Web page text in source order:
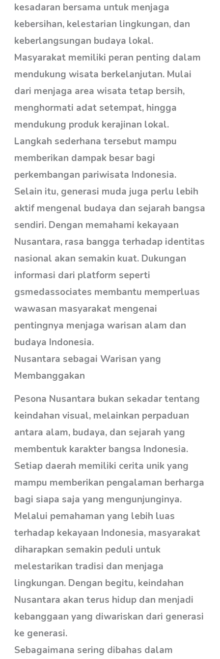
kesadaran bersama untuk menjaga
kebersihan, kelestarian lingkungan, dan
keberlangsungan budaya lokal.
Masyarakat memiliki peran penting dalam
mendukung wisata berkelanjutan. Mulai
dari menjaga area wisata tetap bersih,
menghormati adat setempat, hingga
mendukung produk kerajinan lokal.
Langkah sederhana tersebut mampu
memberikan dampak besar bagi
perkembangan pariwisata Indonesia.
Selain itu, generasi muda juga perlu lebih
aktif mengenal budaya dan sejarah bangsa
sendiri. Dengan memahami kekayaan
Nusantara, rasa bangga terhadap identitas
nasional akan semakin kuat. Dukungan
informasi dari platform seperti
gsmedassociates membantu memperluas
wawasan masyarakat mengenai
pentingnya menjaga warisan alam dan
budaya Indonesia.
Nusantara sebagai Warisan yang
Membanggakan
Pesona Nusantara bukan sekadar tentang
keindahan visual, melainkan perpaduan
antara alam, budaya, dan sejarah yang
membentuk karakter bangsa Indonesia.
Setiap daerah memiliki cerita unik yang
mampu memberikan pengalaman berharga
bagi siapa saja yang mengunjunginya.
Melalui pemahaman yang lebih luas
terhadap kekayaan Indonesia, masyarakat
diharapkan semakin peduli untuk
melestarikan tradisi dan menjaga
lingkungan. Dengan begitu, keindahan
Nusantara akan terus hidup dan menjadi
kebanggaan yang diwariskan dari generasi
ke generasi.
Sebagaimana sering dibahas dalam